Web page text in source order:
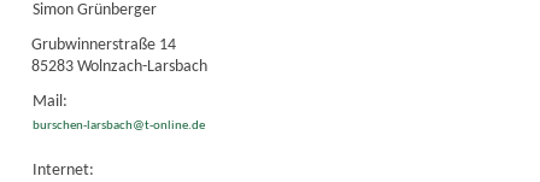
Simon Grünberger
Grubwinnerstraße 14
85283 Wolnzach-Larsbach
Mail:
burschen-larsbach@t-online.de
Internet: